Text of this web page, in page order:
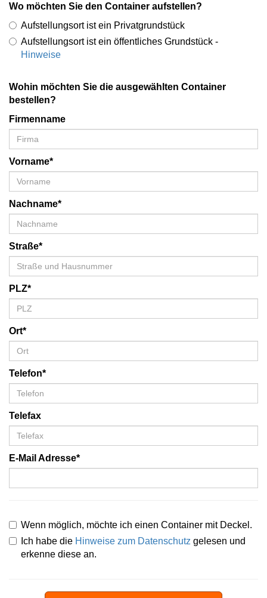
Wo möchten Sie den Container aufstellen?
Aufstellungsort ist ein Privatgrundstück
Aufstellungsort ist ein öffentliches Grundstück -
Hinweise
Wohin möchten Sie die ausgewählten Container
bestellen?
Firmenname
Vorname*
Nachname*
Straße*
PLZ*
Ort*
Telefon*
Telefax
E-Mail Adresse*
Wenn möglich, möchte ich einen Container mit Deckel.
Ich habe die Hinweise zum Datenschutz gelesen und
erkenne diese an.